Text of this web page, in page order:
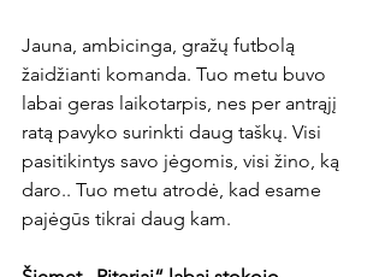
Jauna, ambicinga, gražų futbolą
žaidžianti komanda. Tuo metu buvo
labai geras laikotarpis, nes per antrąjį
ratą pavyko surinkti daug taškų. Visi
pasitikintys savo jėgomis, visi žino, ką
daro.. Tuo metu atrodė, kad esame
pajėgūs tikrai daug kam.